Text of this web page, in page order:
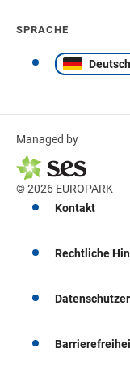
SPRACHE
Deutsch
Managed by
© 2026 EUROPARK
Kontakt
Rechtliche